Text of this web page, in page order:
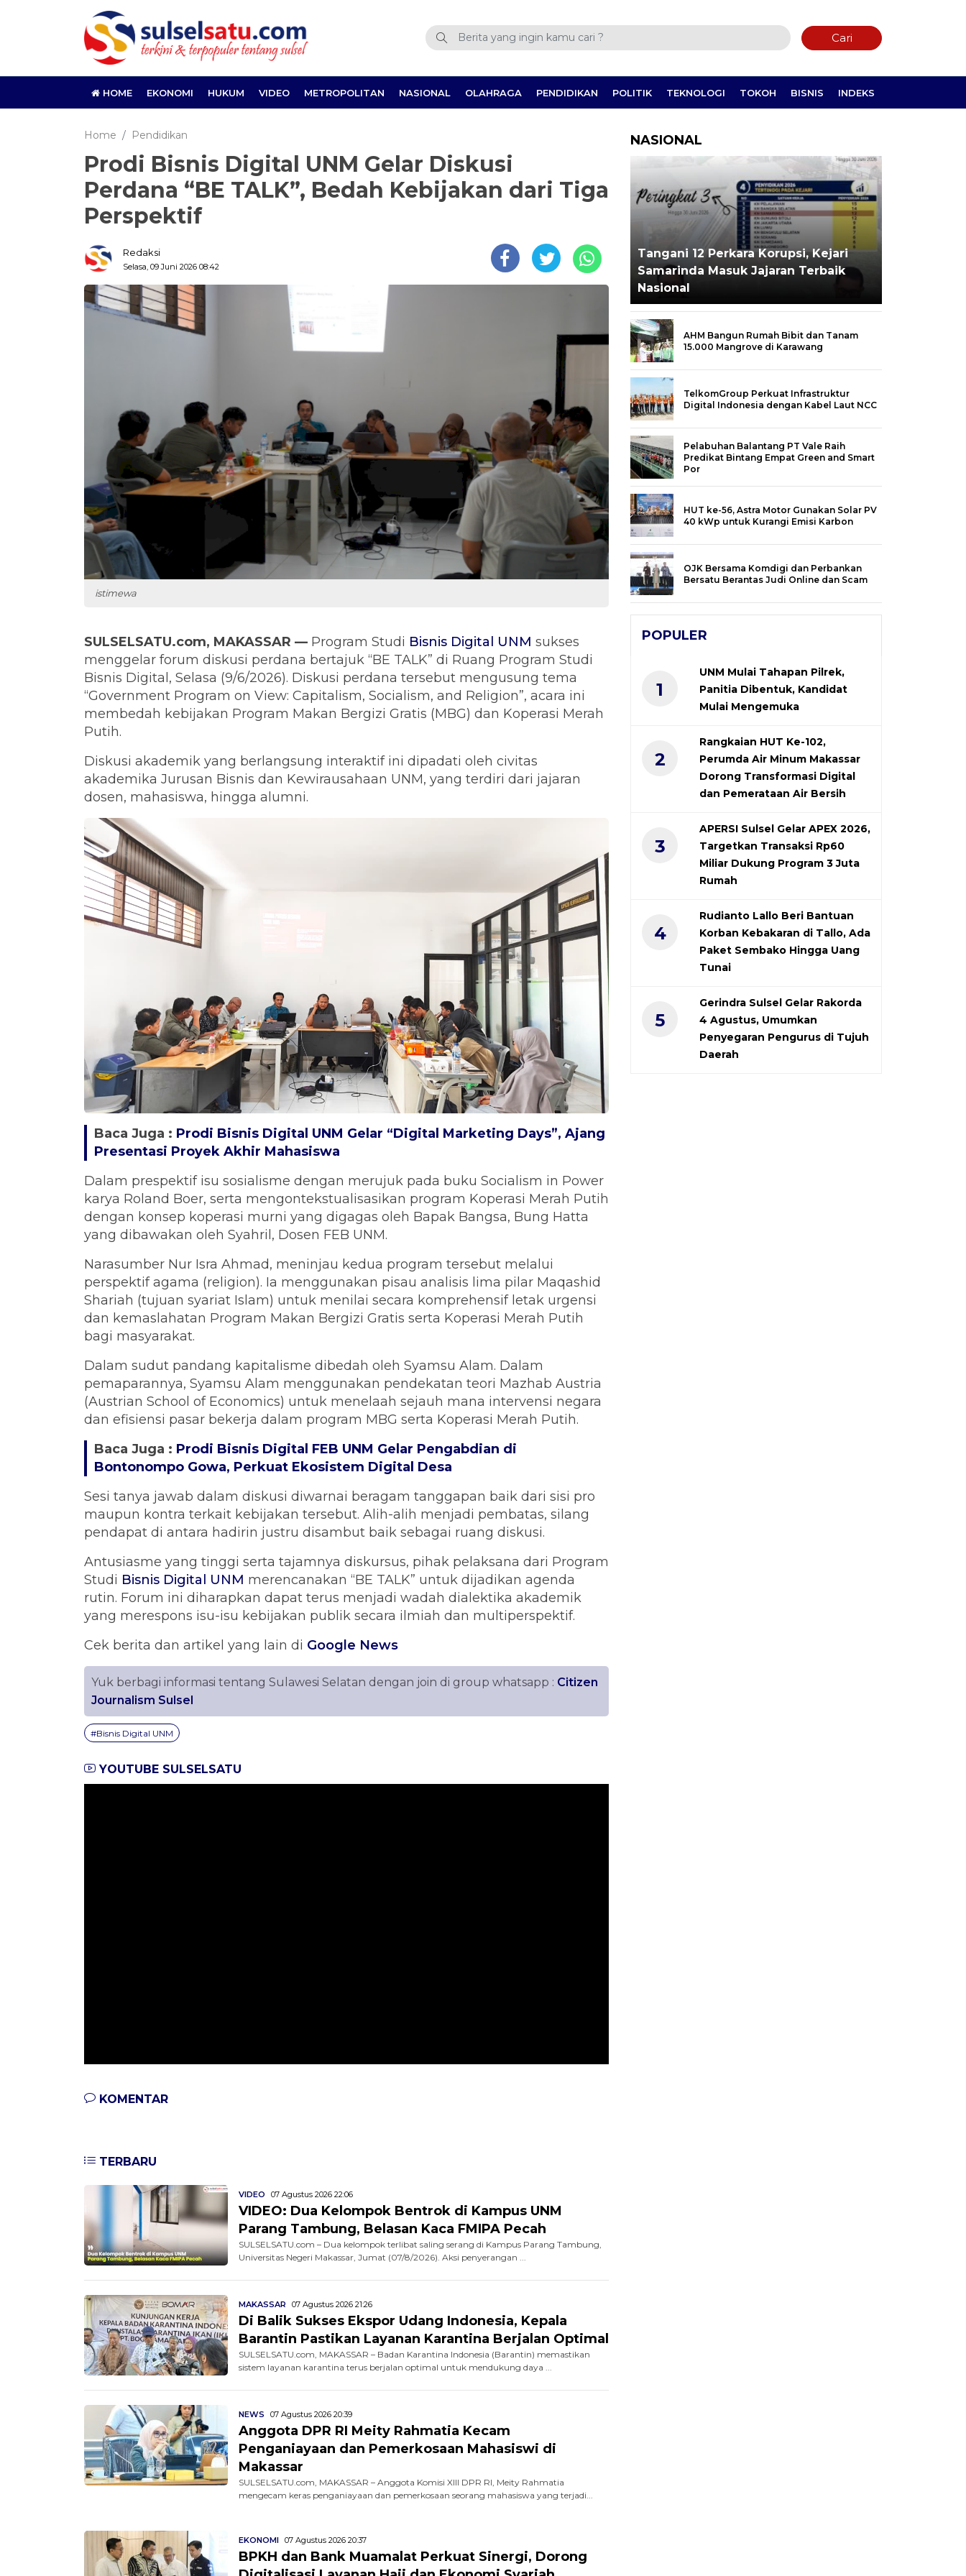
Cari
HOME EKONOMI HUKUM VIDEO METROPOLITAN NASIONAL OLAHRAGA PENDIDIKAN POLITIK TEKNOLOGI TOKOH BISNIS INDEKS
Home Pendidikan
Prodi Bisnis Digital UNM Gelar Diskusi
Perdana “BE TALK”, Bedah Kebijakan dari Tiga
Perspektif
Redaksi
Selasa, 09 Juni 2026 08:42
istimewa
SULSELSATU.com, MAKASSAR — Program Studi Bisnis Digital UNM sukses
menggelar forum diskusi perdana bertajuk “BE TALK” di Ruang Program Studi
Bisnis Digital, Selasa (9/6/2026). Diskusi perdana tersebut mengusung tema
“Government Program on View: Capitalism, Socialism, and Religion”, acara ini
membedah kebijakan Program Makan Bergizi Gratis (MBG) dan Koperasi Merah
Putih.
Diskusi akademik yang berlangsung interaktif ini dipadati oleh civitas
akademika Jurusan Bisnis dan Kewirausahaan UNM, yang terdiri dari jajaran
dosen, mahasiswa, hingga alumni.
Baca Juga : Prodi Bisnis Digital UNM Gelar “Digital Marketing Days”, Ajang
Presentasi Proyek Akhir Mahasiswa
Dalam prespektif isu sosialisme dengan merujuk pada buku Socialism in Power
karya Roland Boer, serta mengontekstualisasikan program Koperasi Merah Putih
dengan konsep koperasi murni yang digagas oleh Bapak Bangsa, Bung Hatta
yang dibawakan oleh Syahril, Dosen FEB UNM.
Narasumber Nur Isra Ahmad, meninjau kedua program tersebut melalui
perspektif agama (religion). Ia menggunakan pisau analisis lima pilar Maqashid
Shariah (tujuan syariat Islam) untuk menilai secara komprehensif letak urgensi
dan kemaslahatan Program Makan Bergizi Gratis serta Koperasi Merah Putih
bagi masyarakat.
Dalam sudut pandang kapitalisme dibedah oleh Syamsu Alam. Dalam
pemaparannya, Syamsu Alam menggunakan pendekatan teori Mazhab Austria
(Austrian School of Economics) untuk menelaah sejauh mana intervensi negara
dan efisiensi pasar bekerja dalam program MBG serta Koperasi Merah Putih.
Baca Juga : Prodi Bisnis Digital FEB UNM Gelar Pengabdian di
Bontonompo Gowa, Perkuat Ekosistem Digital Desa
Sesi tanya jawab dalam diskusi diwarnai beragam tanggapan baik dari sisi pro
maupun kontra terkait kebijakan tersebut. Alih-alih menjadi pembatas, silang
pendapat di antara hadirin justru disambut baik sebagai ruang diskusi.
Antusiasme yang tinggi serta tajamnya diskursus, pihak pelaksana dari Program
Studi Bisnis Digital UNM merencanakan “BE TALK” untuk dijadikan agenda
rutin. Forum ini diharapkan dapat terus menjadi wadah dialektika akademik
yang merespons isu-isu kebijakan publik secara ilmiah dan multiperspektif.
Cek berita dan artikel yang lain di Google News
Yuk berbagi informasi tentang Sulawesi Selatan dengan join di group whatsapp : Citizen
Journalism Sulsel
#Bisnis Digital UNM
YOUTUBE SULSELSATU
KOMENTAR
TERBARU
VIDEO 07 Agustus 2026 22:06
VIDEO: Dua Kelompok Bentrok di Kampus UNM
Parang Tambung, Belasan Kaca FMIPA Pecah
SULSELSATU.com – Dua kelompok terlibat saling serang di Kampus Parang Tambung,
Universitas Negeri Makassar, Jumat (07/8/2026). Aksi penyerangan ...
MAKASSAR 07 Agustus 2026 21:26
Di Balik Sukses Ekspor Udang Indonesia, Kepala
Barantin Pastikan Layanan Karantina Berjalan Optimal
SULSELSATU.com, MAKASSAR – Badan Karantina Indonesia (Barantin) memastikan
sistem layanan karantina terus berjalan optimal untuk mendukung daya ...
NEWS 07 Agustus 2026 20:39
Anggota DPR RI Meity Rahmatia Kecam
Penganiayaan dan Pemerkosaan Mahasiswi di
Makassar
SULSELSATU.com, MAKASSAR – Anggota Komisi XIII DPR RI, Meity Rahmatia
mengecam keras penganiayaan dan pemerkosaan seorang mahasiswa yang terjadi...
EKONOMI 07 Agustus 2026 20:37
BPKH dan Bank Muamalat Perkuat Sinergi, Dorong
NASIONAL
Tangani 12 Perkara Korupsi, Kejari
Samarinda Masuk Jajaran Terbaik
Nasional
AHM Bangun Rumah Bibit dan Tanam
15.000 Mangrove di Karawang
TelkomGroup Perkuat Infrastruktur
Digital Indonesia dengan Kabel Laut NCC
Pelabuhan Balantang PT Vale Raih
Predikat Bintang Empat Green and Smart
Por
HUT ke-56, Astra Motor Gunakan Solar PV
40 kWp untuk Kurangi Emisi Karbon
OJK Bersama Komdigi dan Perbankan
Bersatu Berantas Judi Online dan Scam
POPULER
1
UNM Mulai Tahapan Pilrek,
Panitia Dibentuk, Kandidat
Mulai Mengemuka
2
Rangkaian HUT Ke-102,
Perumda Air Minum Makassar
Dorong Transformasi Digital
dan Pemerataan Air Bersih
3
APERSI Sulsel Gelar APEX 2026,
Targetkan Transaksi Rp60
Miliar Dukung Program 3 Juta
Rumah
4
Rudianto Lallo Beri Bantuan
Korban Kebakaran di Tallo, Ada
Paket Sembako Hingga Uang
Tunai
5
Gerindra Sulsel Gelar Rakorda
4 Agustus, Umumkan
Penyegaran Pengurus di Tujuh
Daerah